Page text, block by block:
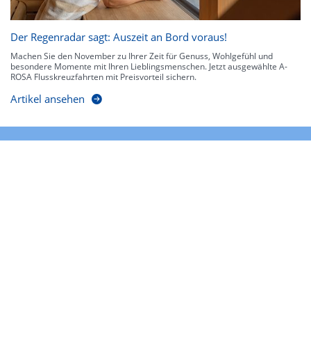
Der Regenradar sagt: Auszeit an Bord voraus!
Machen Sie den November zu Ihrer Zeit für Genuss, Wohlgefühl und
besondere Momente mit Ihren Lieblingsmenschen. Jetzt ausgewählte A-
ROSA Flusskreuzfahrten mit Preisvorteil sichern.
Artikel ansehen